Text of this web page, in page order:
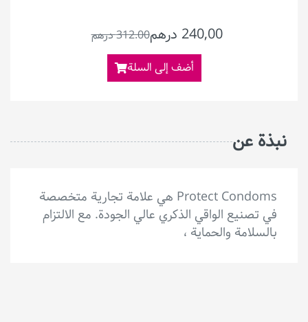
240,00 درهم
312.00 درهم
أضف إلى السلة
نبذة عن
Protect Condoms هي علامة تجارية متخصصة
في تصنيع الواقي الذكري عالي الجودة. مع الالتزام
بالسلامة والحماية ،